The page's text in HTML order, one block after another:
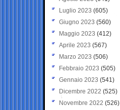
Luglio 2023 (605)
Giugno 2023 (560)
Maggio 2023 (412)
Aprile 2023 (567)
Marzo 2023 (506)
Febbraio 2023 (505)
Gennaio 2023 (541)
Dicembre 2022 (525)
Novembre 2022 (526)